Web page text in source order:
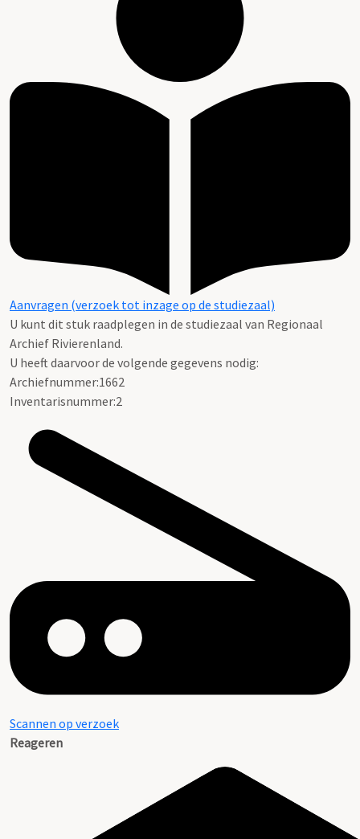
Aanvragen (verzoek tot inzage op de studiezaal)
U kunt dit stuk raadplegen in de studiezaal van Regionaal
Archief Rivierenland.
U heeft daarvoor de volgende gegevens nodig:
Archiefnummer:1662
Inventarisnummer:2
Scannen op verzoek
Reageren